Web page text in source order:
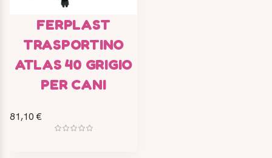
FERPLAST
TRASPORTINO
ATLAS 40 GRIGIO
PER CANI
81,10 €